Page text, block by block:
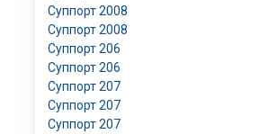
Суппорт 2008
Суппорт 2008
Суппорт 206
Суппорт 206
Суппорт 207
Суппорт 207
Суппорт 207